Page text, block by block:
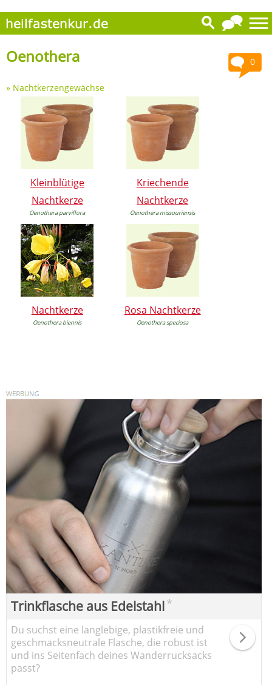
0
Oenothera
» Nachtkerzengewächse
Kleinblütige
Nachtkerze
Oenothera parviflora
Kriechende
Nachtkerze
Oenothera missouriensis
Nachtkerze
Oenothera biennis
Rosa Nachtkerze
Oenothera speciosa
Trinkflasche aus Edelstahl*
Du suchst eine langlebige, plastikfreie und
geschmacksneutrale Flasche, die robust ist
und ins Seitenfach deines Wanderrucksacks
passt?